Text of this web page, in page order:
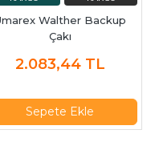
Walther Backup
Çakı
2.083,44 TL
Sepete Ekle